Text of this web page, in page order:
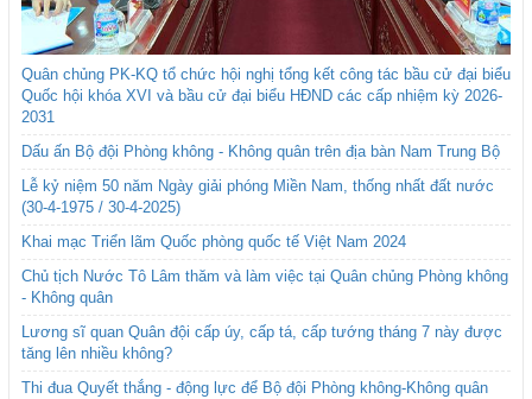
Quân chủng PK-KQ tổ chức hội nghị tổng kết công tác bầu cử đại biểu
Quốc hội khóa XVI và bầu cử đại biểu HĐND các cấp nhiệm kỳ 2026-
2031
Dấu ấn Bộ đội Phòng không - Không quân trên địa bàn Nam Trung Bộ
Lễ kỷ niệm 50 năm Ngày giải phóng Miền Nam, thống nhất đất nước
(30-4-1975 / 30-4-2025)
Khai mạc Triển lãm Quốc phòng quốc tế Việt Nam 2024
Chủ tịch Nước Tô Lâm thăm và làm việc tại Quân chủng Phòng không
- Không quân
Lương sĩ quan Quân đội cấp úy, cấp tá, cấp tướng tháng 7 này được
tăng lên nhiều không?
Thi đua Quyết thắng - động lực để Bộ đội Phòng không-Không quân